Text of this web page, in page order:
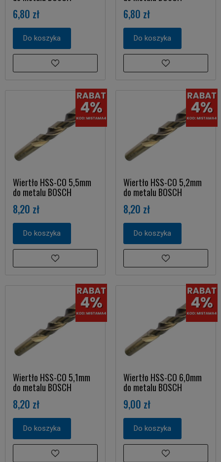
6,80 zł
Do koszyka
6,80 zł
Do koszyka
Wiertło HSS-CO 5,5mm
do metalu BOSCH
8,20 zł
Do koszyka
Wiertło HSS-CO 5,2mm
do metalu BOSCH
8,20 zł
Do koszyka
Wiertło HSS-CO 5,1mm
do metalu BOSCH
8,20 zł
Do koszyka
Wiertło HSS-CO 6,0mm
do metalu BOSCH
9,00 zł
Do koszyka